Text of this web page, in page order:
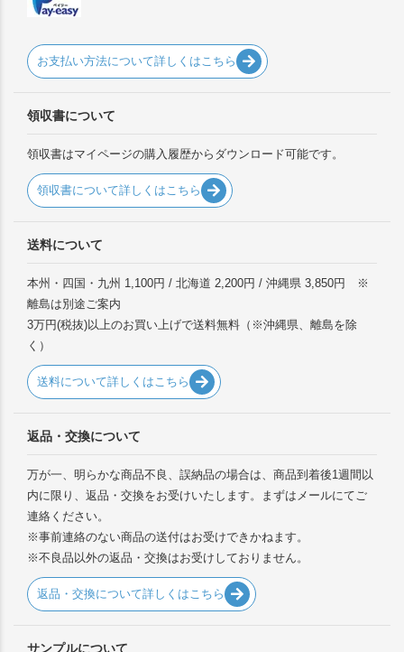
お支払い方法について詳しくはこちら
領収書について
領収書はマイページの購入履歴からダウンロード可能です。
領収書について詳しくはこちら
送料について
本州・四国・九州 1,100円 / 北海道 2,200円 / 沖縄県 3,850円 ※
離島は別途ご案内
3万円(税抜)以上のお買い上げで送料無料（※沖縄県、離島を除
く）
送料について詳しくはこちら
返品・交換について
万が一、明らかな商品不良、誤納品の場合は、商品到着後1週間以
内に限り、返品・交換をお受けいたします。まずはメールにてご
連絡ください。
※事前連絡のない商品の送付はお受けできかねます。
※不良品以外の返品・交換はお受けしておりません。
返品・交換について詳しくはこちら
サンプルについて